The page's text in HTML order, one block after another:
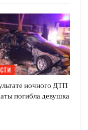
ночного ДТП
погибла девушка